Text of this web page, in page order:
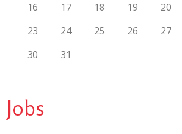
16
17 18 19 20
23
24 25 26 27
30
31
Jobs